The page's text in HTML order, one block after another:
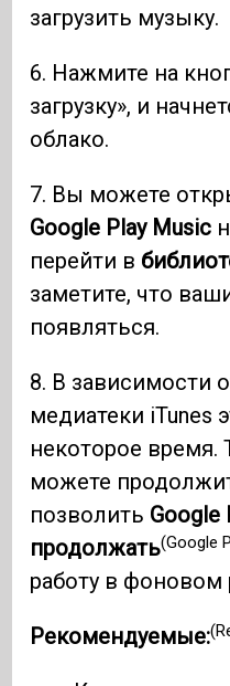
загрузить музыку.
6. Нажмите на
загрузку», и
облако.
7. Вы можете
Google Play Music
перейти в
заметите, что
появляться.
8. В зависимости
медиатеки iTunes
некоторое
можете
позволить Google
продолжать(Google
работу в
Рекомендуемые: